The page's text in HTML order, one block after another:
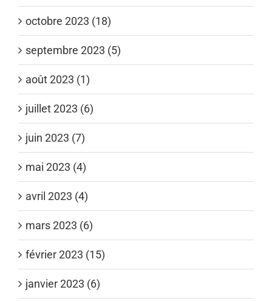
octobre 2023 (18)
septembre 2023 (5)
août 2023 (1)
juillet 2023 (6)
juin 2023 (7)
mai 2023 (4)
avril 2023 (4)
mars 2023 (6)
février 2023 (15)
janvier 2023 (6)